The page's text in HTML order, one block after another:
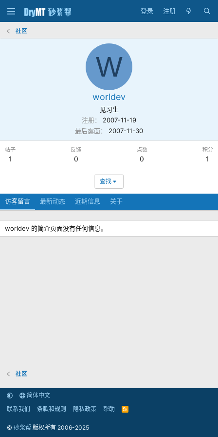
登录 注册
社区
W
worldev
见习生
注册
2007-11-19
最后露面
2007-11-30
帖子
1
反馈
0
点数
0
积分
1
查找
访客留言 最新动态 近期信息 关于
worldev 的简介页面没有任何信息。
社区
简体中文
联系我们
条款和规则 隐私政策 帮助
R
© 砂浆帮 版权所有 2006-2025